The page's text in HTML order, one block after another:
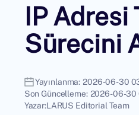
IP Adresi
Sürecini
Yayınlanma: 2026-06-30
Son Güncelleme: 2026-06-30
Yazar:LARUS Editorial Team